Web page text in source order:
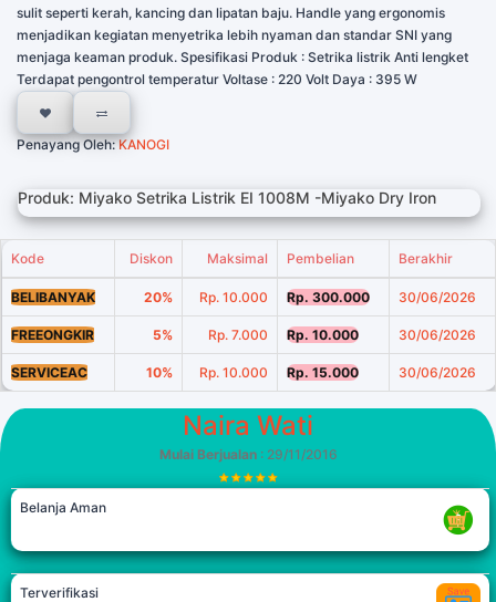
sulit seperti kerah, kancing dan lipatan baju. Handle yang ergonomis
menjadikan kegiatan menyetrika lebih nyaman dan standar SNI yang
menjaga keaman produk. Spesifikasi Produk : Setrika listrik Anti lengket
Terdapat pengontrol temperatur Voltase : 220 Volt Daya : 395 W
Penayang Oleh:KANOGI
Produk: Miyako Setrika Listrik EI 1008M -Miyako Dry Iron
Kode Diskon Maksimal Pembelian Berakhir
BELIBANYAK 20% Rp. 10.000 Rp. 300.000 30/06/2026
FREEONGKIR 5% Rp. 7.000 Rp. 10.000 30/06/2026
SERVICEAC 10% Rp. 10.000 Rp. 15.000 30/06/2026
Naira Wati
Mulai Berjualan: 29/11/2016
Belanja Aman
Terverifikasi